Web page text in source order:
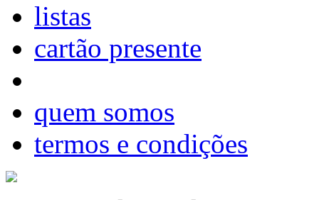
listas
cartão presente
quem somos
termos e condições